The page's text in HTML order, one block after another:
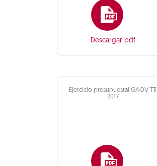
Descargar pdf
Ejercicio presupuestal GAOV T3
2017